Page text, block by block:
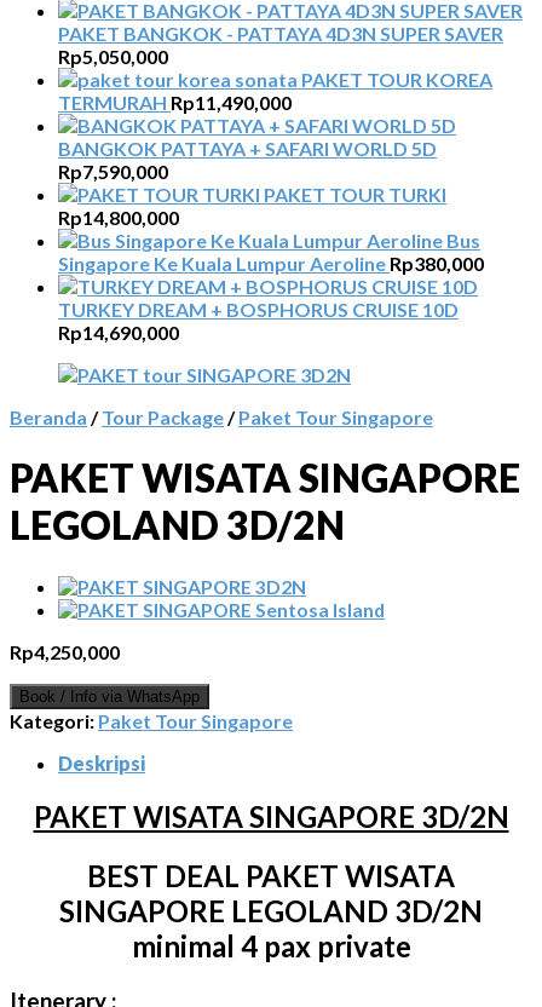
PAKET BANGKOK - PATTAYA 4D3N SUPER SAVER
Rp5,050,000
PAKET TOUR KOREA
TERMURAH Rp11,490,000
BANGKOK PATTAYA + SAFARI WORLD 5D
Rp7,590,000
PAKET TOUR TURKI
Rp14,800,000
Bus
Singapore Ke Kuala Lumpur Aeroline Rp380,000
TURKEY DREAM + BOSPHORUS CRUISE 10D
Rp14,690,000
Beranda / Tour Package/ Paket Tour Singapore
PAKET WISATA SINGAPORE
LEGOLAND 3D/2N
Rp4,250,000
Book / Info via WhatsApp
Kategori: Paket Tour Singapore
Deskripsi
PAKET WISATA SINGAPORE 3D/2N
BEST DEAL PAKET WISATA
SINGAPORE LEGOLAND 3D/2N
minimal 4 pax private
Itenerary :